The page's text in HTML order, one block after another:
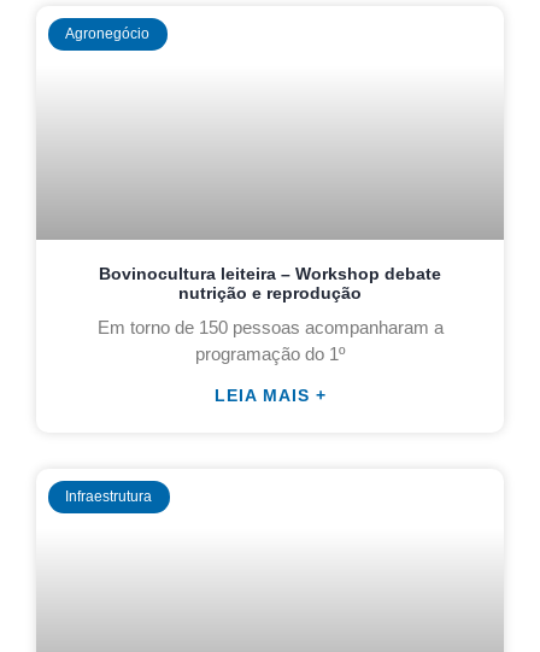
Agronegócio
Bovinocultura leiteira – Workshop debate
nutrição e reprodução
Em torno de 150 pessoas acompanharam a
programação do 1º
LEIA MAIS +
Infraestrutura